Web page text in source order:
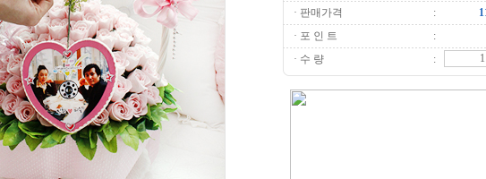
· 판매가격
:
· 포 인 트
:
· 수 량
: